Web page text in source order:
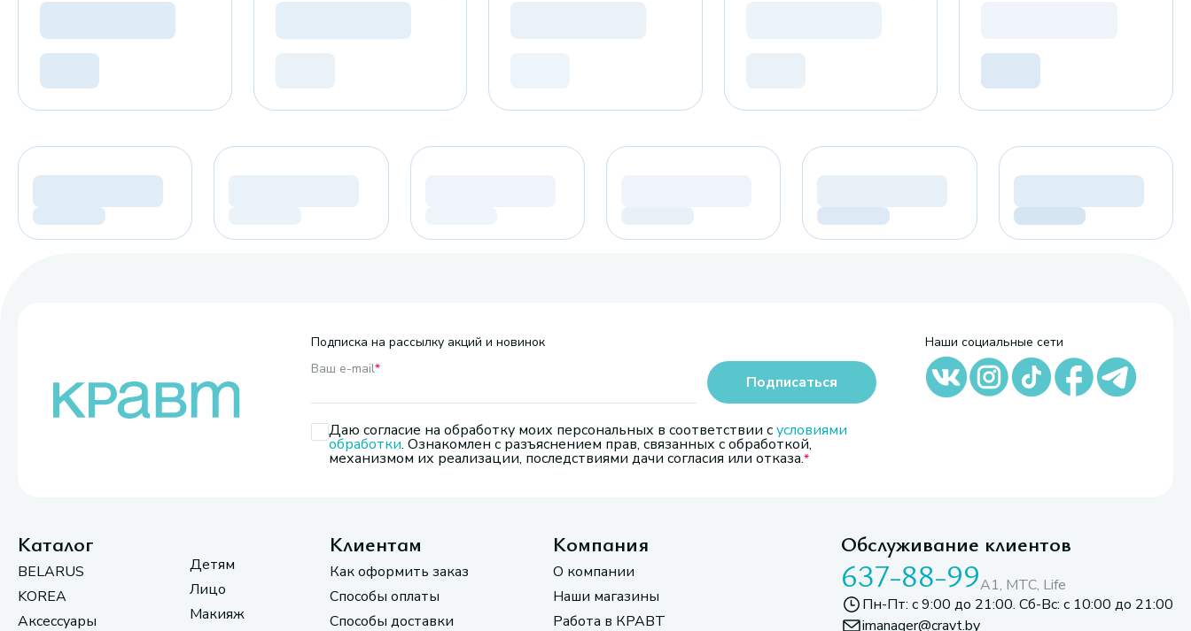
Подписка на рассылку акций и новинок
Ваш e-mail*
Даю согласие на обработку моих персональных в соответствии сусловиями
обработки. Ознакомлен с разъяснением прав, связанных с обработкой,
механизмом их реализации, последствиями дачи согласия или отказа.
Подписаться
Наши социальные сети
Каталог
BELARUS
KOREA
Аксессуары
Детям
Лицо
Макияж
Клиентам
Как оформить заказ
Способы оплаты
Способы доставки
Компания
О компании
Наши магазины
Работа в КРАВТ
Обслуживание клиентов
637-88-99A1, МТС, Life
Пн-Пт: с 9:00 до 21:00. Сб-Вс: с 10:00 до 21:00
imanager@cravt.by